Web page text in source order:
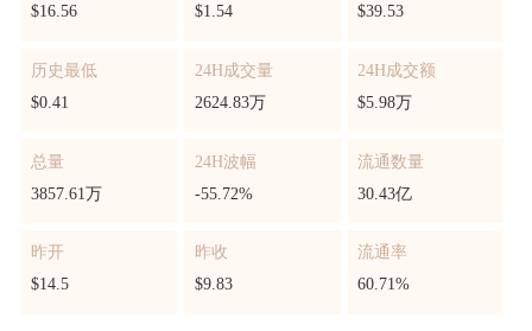
$16.56
$1.54
$39.53
历史最低
$0.41
24H成交量
2624.83万
24H成交额
$5.98万
总量
3857.61万
24H波幅
-55.72%
流通数量
30.43亿
昨开
$14.5
昨收
$9.83
流通率
60.71%